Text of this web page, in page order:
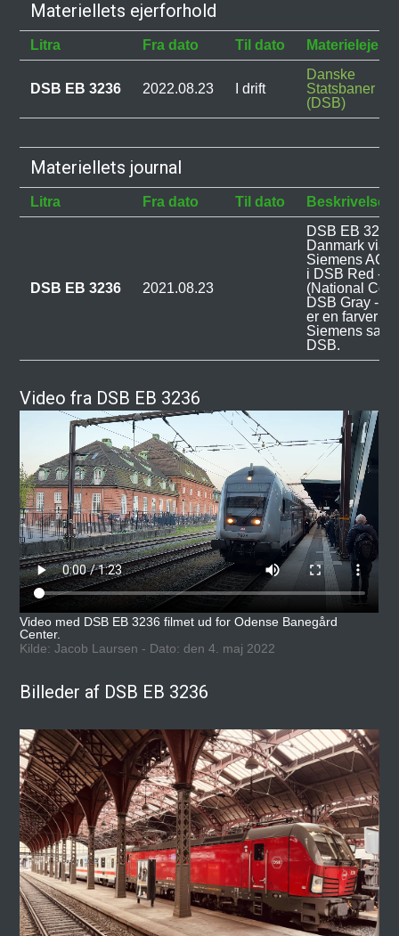
Materiellets ejerforhold
Litra Fra dato Til dato Materielejer
DSB EB 3236 2022.08.23 I drift
Danske
Statsbaner
(DSB)
Materiellets journal
Litra Fra dato Til dato Beskrivelse
DSB EB 3236 2021.08.23
DSB EB
Danmark via
Siemens AG
i DSB Red -
(National
DSB Gray -
er en farver
Siemens
DSB.
Video fra DSB EB 3236
Video med DSB EB 3236 filmet ud for Odense Banegård
Center.
Kilde: Jacob Laursen - Dato: den 4. maj 2022
Billeder af DSB EB 3236